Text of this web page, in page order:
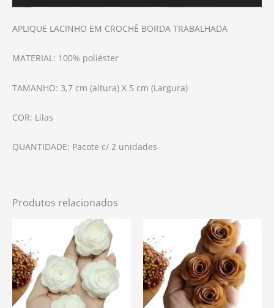
APLIQUE LACINHO EM CROCHÊ BORDA TRABALHADA
MATERIAL: 100% poliéster
TAMANHO: 3,7 cm (altura) X 5 cm (Largura)
COR: Lilas
QUANTIDADE: Pacote c/ 2 unidades
Produtos relacionados